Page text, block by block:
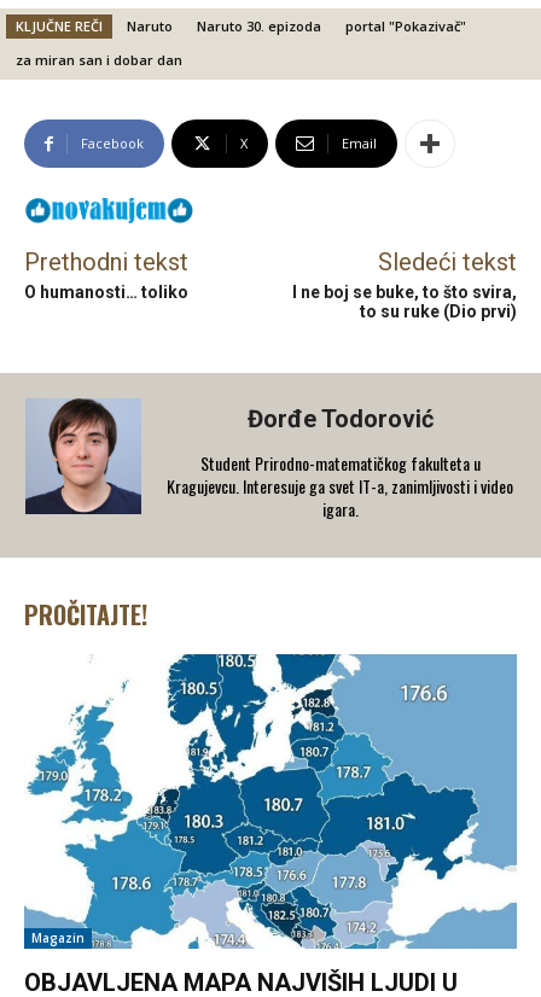
KLJUČNE REČI Naruto Naruto 30. epizoda
portal "Pokazivač"
za miran san i dobar dan
Facebook X Email
Prethodni tekst
O humanosti… toliko
Sledeći tekst
I ne boj se buke, to što svira,
to su ruke (Dio prvi)
Đorđe Todorović
Student Prirodno-matematičkog fakulteta u
Kragujevcu. Interesuje ga svet IT-a, zanimljivosti i video
igara.
PROČITAJTE!
Magazin
OBJAVLJENA MAPA NAJVIŠIH LJUDI U